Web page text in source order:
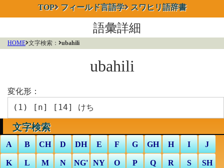
TOP フィールド言語学 スワヒリ語辞書
文字検索
A B CH D DH E F G GH H I J
K L M N NG' NY O P Q R S SH
語彙詳細
HOME 文字検索： ubahili
ubahili
変化形：
(1) [ n] [14] けち